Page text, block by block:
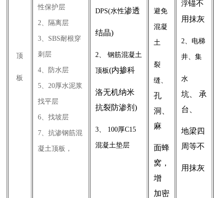
顶
板
性保护层
2、隔离层
3、SBS耐根穿
刺层
4、防水层
5、20厚水泥浆
找平层
6、找坡层
7、抗渗钢筋混
凝土顶板，
DPS(水性渗透
结晶)
2、 钢筋混凝土
顶板(内掺科
洛无机纳米
抗裂防渗剂)
3、 100厚C15
混凝土垫层
避免
混凝
土
裂
缝、
孔
洞、
麻
面蜂
窝，
增
加密
浮锚不
用抹灰
2、电梯
井、集
水
坑、 承
台、
地梁四
周等不
用抹灰